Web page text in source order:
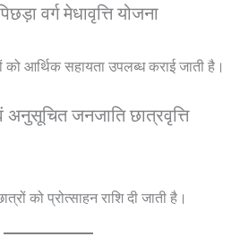
वर्ग मेधावृत्ति योजना
को आर्थिक सहायता उपलब्ध कराई जाती है।
जनजाति छात्रवृत्ति
को प्रोत्साहन राशि दी जाती है।